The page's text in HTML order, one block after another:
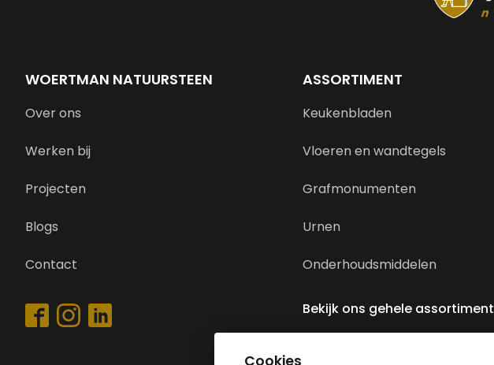
WOERTMAN NATUURSTEEN
Over ons
Werken bij
Projecten
Blogs
Contact
ASSORTIMENT
Keukenbladen
Vloeren en wandtegels
Grafmonumenten
Urnen
Onderhoudsmiddelen
Bekijk ons gehele assortiment